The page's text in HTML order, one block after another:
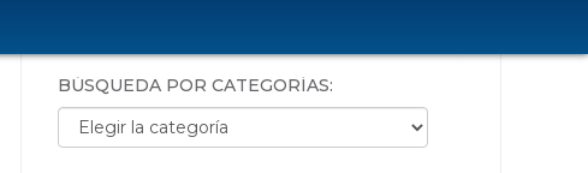
BÚSQUEDA POR CATEGORÍAS:
Búsqueda por categorías: